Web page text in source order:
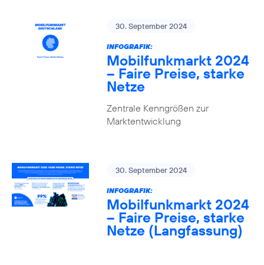
30. September 2024
INFOGRAFIK:
Mobilfunkmarkt 2024
– Faire Preise, starke
Netze
Zentrale Kenngrößen zur
Marktentwicklung
30. September 2024
INFOGRAFIK:
Mobilfunkmarkt 2024
– Faire Preise, starke
Netze (Langfassung)